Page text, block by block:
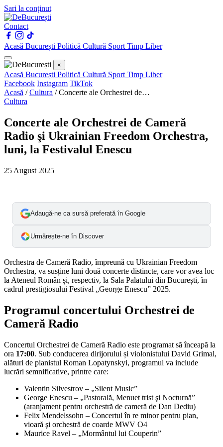
Sari la conținut
Contact
Acasă București Politică Cultură Sport Timp Liber
×
Acasă București Politică Cultură Sport Timp Liber
Facebook Instagram TikTok
Acasă /Cultura /Concerte ale Orchestrei de…
Cultura
Concerte ale Orchestrei de Cameră
Radio şi Ukrainian Freedom Orchestra,
luni, la Festivalul Enescu
25 August 2025
Adaugă-ne ca sursă preferată în Google
Urmărește-ne în Discover
Orchestra de Cameră Radio, împreună cu Ukrainian Freedom
Orchestra, va susține luni două concerte distincte, care vor avea loc
la Ateneul Român și, respectiv, la Sala Palatului din București, în
cadrul prestigiosului Festival „George Enescu” 2025.
Programul concertului Orchestrei de
Cameră Radio
Concertul Orchestrei de Cameră Radio este programat să înceapă la
ora 17:00. Sub conducerea dirijorului și violonistului David Grimal,
alături de pianistul Roman Lopatynskyi, programul va include
lucrări semnificative, printre care:
Valentin Silvestrov – „Silent Music”
George Enescu – „Pastorală, Menuet trist şi Nocturnă”
(aranjament pentru orchestră de cameră de Dan Dediu)
Felix Mendelssohn – Concertul în re minor pentru pian,
vioară şi orchestră de coarde MWV O4
Maurice Ravel – „Mormântul lui Couperin”